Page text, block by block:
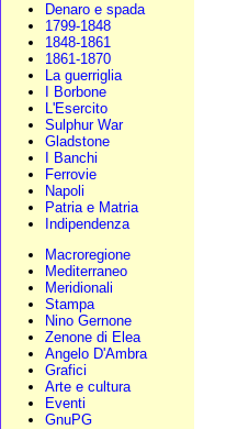
Denaro e spada
1799-1848
1848-1861
1861-1870
La guerriglia
I Borbone
L'Esercito
Sulphur War
Gladstone
I Banchi
Ferrovie
Napoli
Patria e Matria
Indipendenza
Macroregione
Mediterraneo
Meridionali
Stampa
Nino Gernone
Zenone di Elea
Angelo D'Ambra
Grafici
Arte e cultura
Eventi
GnuPG